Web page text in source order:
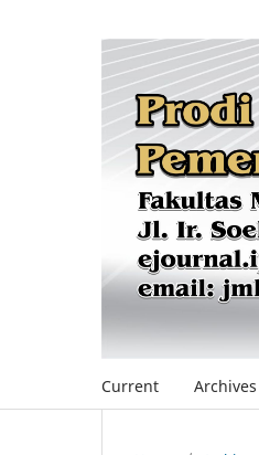
Current Archives